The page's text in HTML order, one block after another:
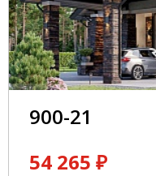
900-21
54 265 ₽